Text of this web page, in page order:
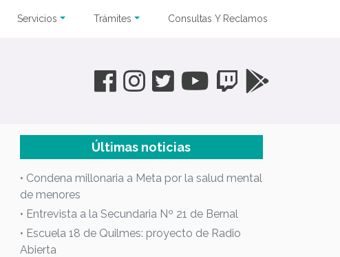
Servicios Trámites Consultas Y Reclamos
Últimas noticias
• Condena millonaria a Meta por la salud mental
de menores
• Entrevista a la Secundaria Nº 21 de Bernal
• Escuela 18 de Quilmes: proyecto de Radio
Abierta